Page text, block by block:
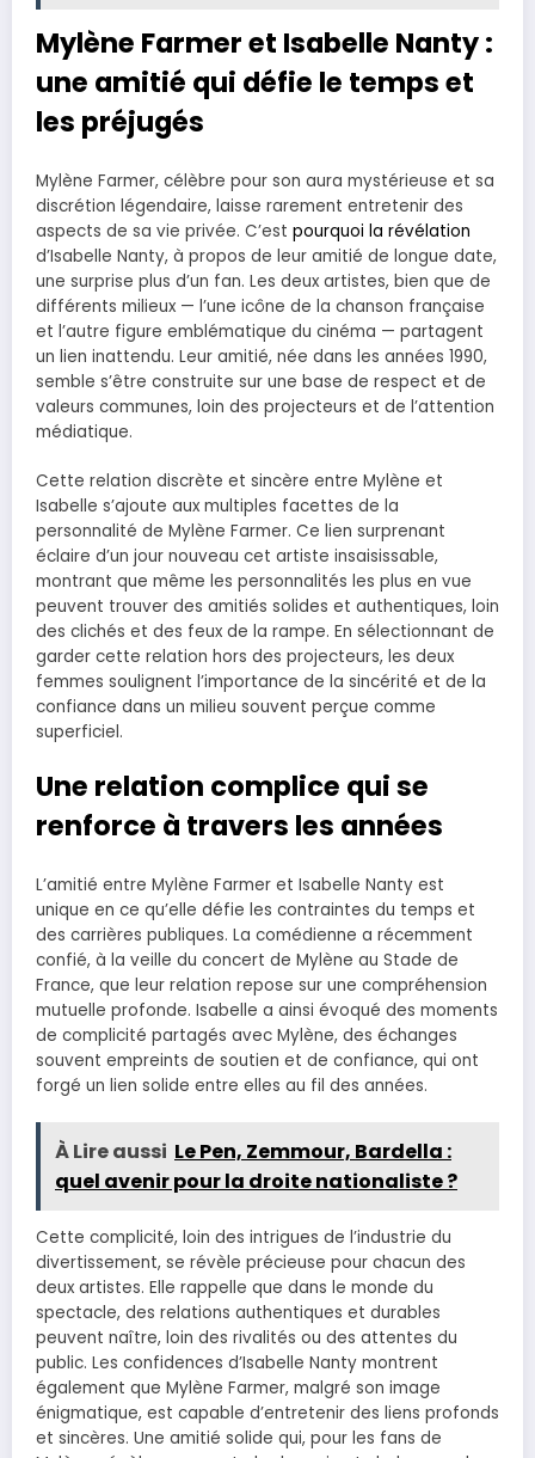
Mylène Farmer et Isabelle Nanty :
une amitié qui défie le temps et
les préjugés
Mylène Farmer, célèbre pour son aura mystérieuse et sa
discrétion légendaire, laisse rarement entretenir des
aspects de sa vie privée. C’est pourquoi la révélation
d’Isabelle Nanty, à propos de leur amitié de longue date,
une surprise plus d’un fan. Les deux artistes, bien que de
différents milieux — l’une icône de la chanson française
et l’autre figure emblématique du cinéma — partagent
un lien inattendu. Leur amitié, née dans les années 1990,
semble s’être construite sur une base de respect et de
valeurs communes, loin des projecteurs et de l’attention
médiatique.
Cette relation discrète et sincère entre Mylène et
Isabelle s’ajoute aux multiples facettes de la
personnalité de Mylène Farmer. Ce lien surprenant
éclaire d’un jour nouveau cet artiste insaisissable,
montrant que même les personnalités les plus en vue
peuvent trouver des amitiés solides et authentiques, loin
des clichés et des feux de la rampe. En sélectionnant de
garder cette relation hors des projecteurs, les deux
femmes soulignent l’importance de la sincérité et de la
confiance dans un milieu souvent perçue comme
superficiel.
Une relation complice qui se
renforce à travers les années
L’amitié entre Mylène Farmer et Isabelle Nanty est
unique en ce qu’elle défie les contraintes du temps et
des carrières publiques. La comédienne a récemment
confié, à la veille du concert de Mylène au Stade de
France, que leur relation repose sur une compréhension
mutuelle profonde. Isabelle a ainsi évoqué des moments
de complicité partagés avec Mylène, des échanges
souvent empreints de soutien et de confiance, qui ont
forgé un lien solide entre elles au fil des années.
À Lire aussi Le Pen, Zemmour, Bardella :
quel avenir pour la droite nationaliste ?
Cette complicité, loin des intrigues de l’industrie du
divertissement, se révèle précieuse pour chacun des
deux artistes. Elle rappelle que dans le monde du
spectacle, des relations authentiques et durables
peuvent naître, loin des rivalités ou des attentes du
public. Les confidences d’Isabelle Nanty montrent
également que Mylène Farmer, malgré son image
énigmatique, est capable d’entretenir des liens profonds
et sincères. Une amitié solide qui, pour les fans de